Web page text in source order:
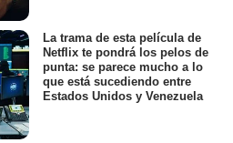
La trama de esta película de
Netflix te pondrá los pelos de
punta: se parece mucho a lo
que está sucediendo entre
Estados Unidos y Venezuela